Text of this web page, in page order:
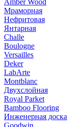
Amber Wood
Мраморная
Нефритовая
Янтарная
Challe
Boulogne
Versailles
Deker
LabArte
Montblanc
Двухслойная
Royal Parket
Bamboo Flooring
Инженерная доска
Goodwin